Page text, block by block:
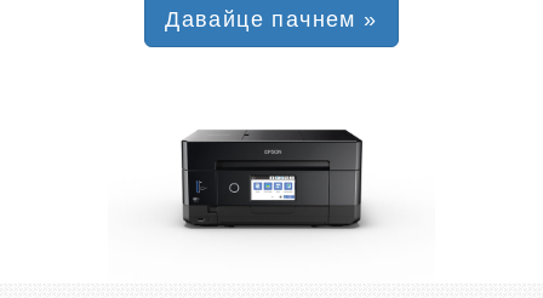
Давайце пачнем »